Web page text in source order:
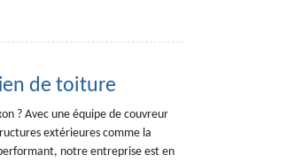
de toiture
? Avec une équipe de couvreur
extérieures comme la
notre entreprise est en